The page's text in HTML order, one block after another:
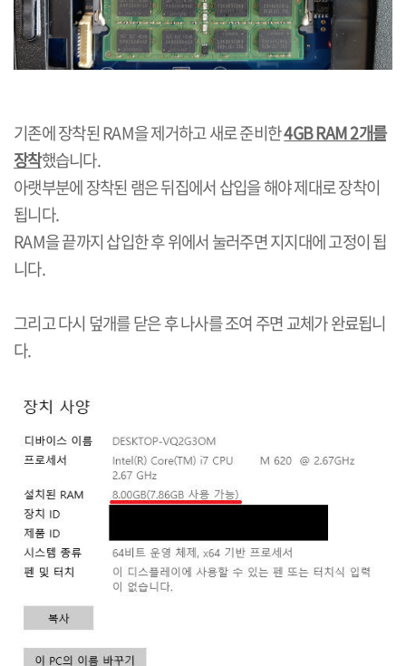
기존에 장착된RAM을 제거하고 새로 준비한4GB RAM 2개를
장착했습니다.
아랫부분에 장착된 램은 뒤집에서 삽입을 해야 제대로 장착이
됩니다.
RAM을 끝까지 삽입한 후 위에서 눌러주면 지지대에 고정이 됩
니다.
그리고 다시 덮개를 닫은 후 나사를 조여 주면 교체가 완료됩니
다.